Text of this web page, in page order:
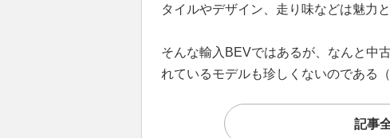
タイルやデザイン、走り味などは魅力
そんな輸入BEVではあるが、なんと中
れているモデルも珍しくないのである
記事